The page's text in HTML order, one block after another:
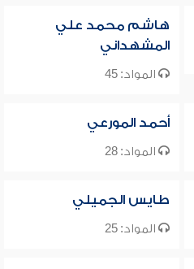
هاشم محمد علي
المشهداني
المواد: 45
أحمد المورعي
المواد: 28
طايس الجميلي
المواد: 25